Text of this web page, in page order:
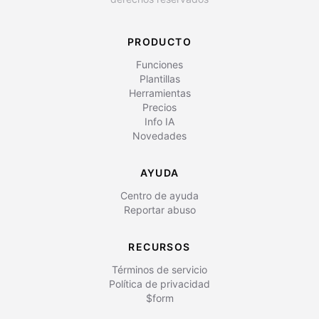
PRODUCTO
Funciones
Plantillas
Herramientas
Precios
Info IA
Novedades
AYUDA
Centro de ayuda
Reportar abuso
RECURSOS
Términos de servicio
Política de privacidad
$form